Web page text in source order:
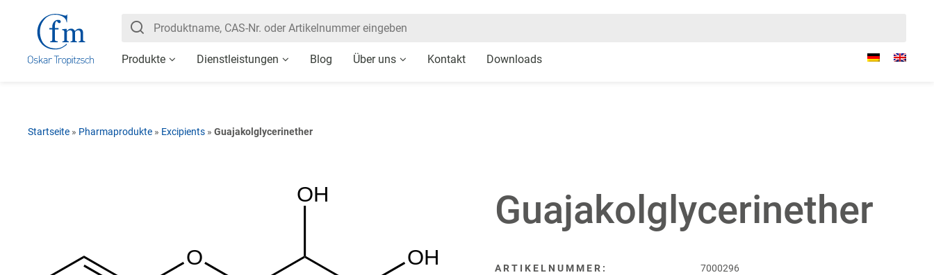
Produkte Dienstleistungen Blog Über uns Kontakt Downloads
Startseite » Pharmaprodukte » Excipients » Guajakolglycerinether
O OH
OH Guajakolglycerinether
ARTIKELNUMMER: 7000296